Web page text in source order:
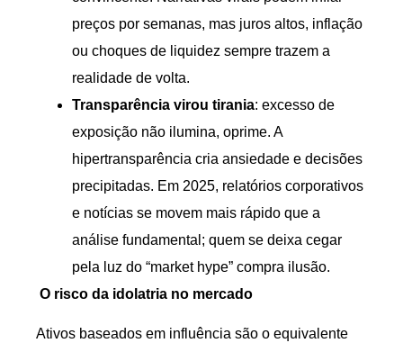
preços por semanas, mas juros altos, inflação
ou choques de liquidez sempre trazem a
realidade de volta.
Transparência virou tirania: excesso de
exposição não ilumina, oprime. A
hipertransparência cria ansiedade e decisões
precipitadas. Em 2025, relatórios corporativos
e notícias se movem mais rápido que a
análise fundamental; quem se deixa cegar
pela luz do “market hype” compra ilusão.
O risco da idolatria no mercado
Ativos baseados em influência são o equivalente